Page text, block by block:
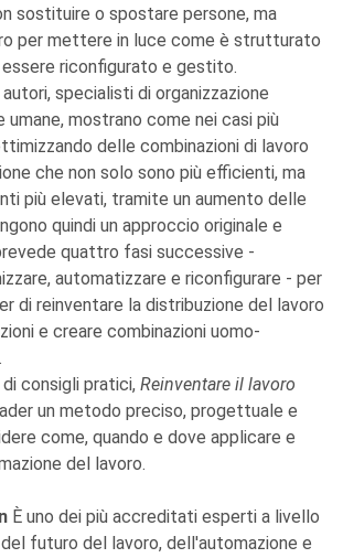
sostituire o spostare persone, ma
per mettere in luce come è strutturato
riconfigurato e gestito.
specialisti di organizzazione
umane, mostrano come nei casi più
delle combinazioni di lavoro
che non solo sono più efficienti, ma
più elevati, tramite un aumento delle
quindi un approccio originale e
quattro fasi successive -
automatizzare e riconfigurare - per
di reinventare la distribuzione del lavoro
e creare combinazioni uomo-
consigli pratici, Reinventare il lavoro
un metodo preciso, progettuale e
come, quando e dove applicare e
del lavoro.
È uno dei più accreditati esperti a livello
futuro del lavoro, dell'automazione e